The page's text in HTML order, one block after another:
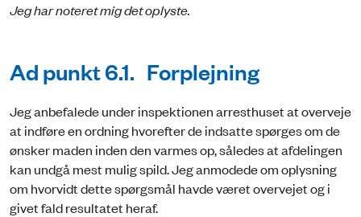
Jeg har noteret mig det oplyste.
Ad punkt 6.1. Forplejning
Jeg anbefalede under inspektionen arresthuset at overveje
at indføre en ordning hvorefter de indsatte spørges om de
ønsker maden inden den varmes op, således at afdelingen
kan undgå mest mulig spild. Jeg anmodede om oplysning
om hvorvidt dette spørgsmål havde været overvejet og i
givet fald resultatet heraf.